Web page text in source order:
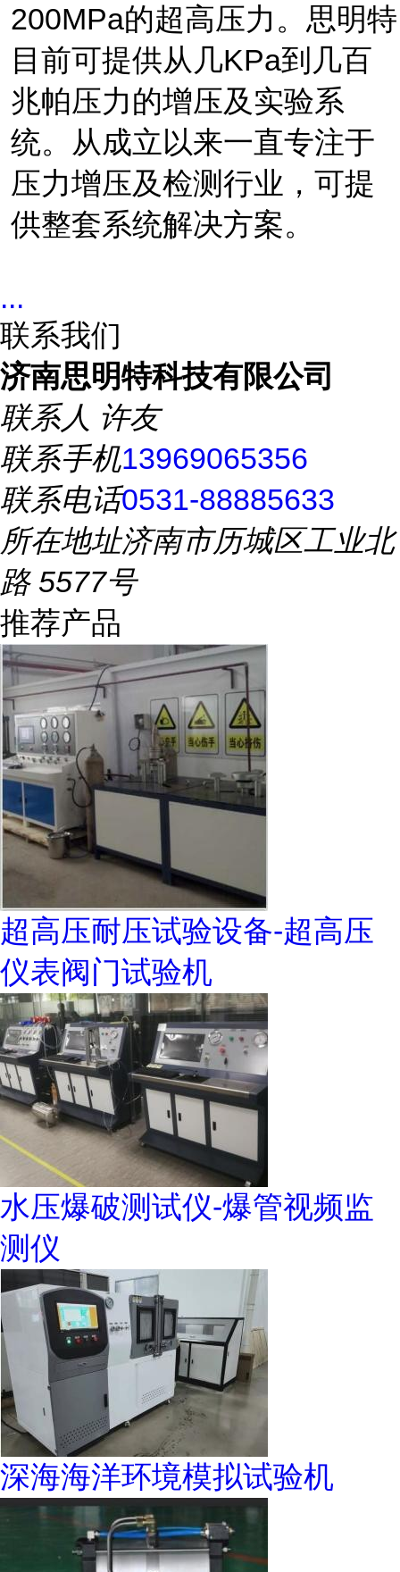
200MPa的超高压力。思明特
目前可提供从几KPa到几百
兆帕压力的增压及实验系
统。从成立以来一直专注于
压力增压及检测行业，可提
供整套系统解决方案。
...
联系我们
济南思明特科技有限公司
联系人 许友
联系手机13969065356
联系电话0531-88885633
所在地址济南市历城区工业北
路 5577号
推荐产品
超高压耐压试验设备-超高压
仪表阀门试验机
水压爆破测试仪-爆管视频监
测仪
深海海洋环境模拟试验机